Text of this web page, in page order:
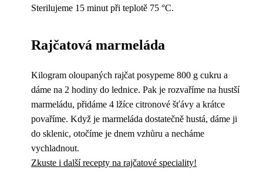
Sterilujeme 15 minut při teplotě 75 °C.
Rajčatová marmeláda
Kilogram oloupaných rajčat posypeme 800 g cukru a
dáme na 2 hodiny do lednice. Pak je rozvaříme na hustší
marmeládu, přidáme 4 lžíce citronové šťávy a krátce
povaříme. Když je marmeláda dostatečně hustá, dáme ji
do sklenic, otočíme je dnem vzhůru a necháme
vychladnout.
Zkuste i další recepty na rajčatové speciality!